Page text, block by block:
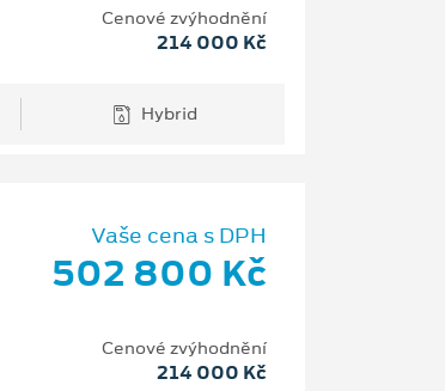
Cenové zvýhodnění
214 000 Kč
Hybrid
Vaše cena s DPH
502 800 Kč
Cenové zvýhodnění
214 000 Kč